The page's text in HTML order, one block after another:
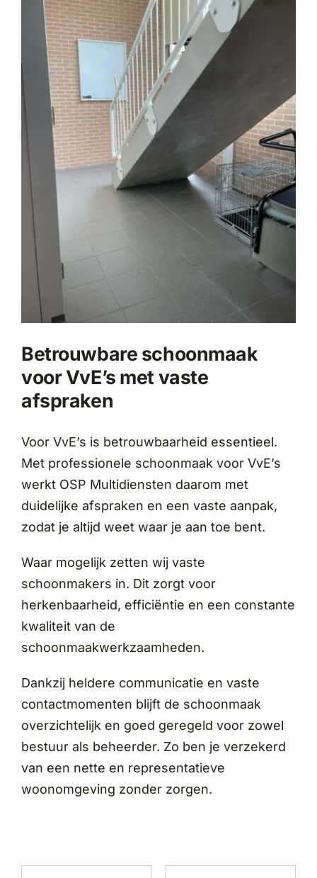
Betrouwbare schoonmaak
voor VvE’s met vaste
afspraken
Voor VvE’s is betrouwbaarheid essentieel.
Met professionele schoonmaak voor VvE’s
werkt OSP Multidiensten daarom met
duidelijke afspraken en een vaste aanpak,
zodat je altijd weet waar je aan toe bent.
Waar mogelijk zetten wij vaste
schoonmakers in. Dit zorgt voor
herkenbaarheid, efficiëntie en een constante
kwaliteit van de
schoonmaakwerkzaamheden.
Dankzij heldere communicatie en vaste
contactmomenten blijft de schoonmaak
overzichtelijk en goed geregeld voor zowel
bestuur als beheerder. Zo ben je verzekerd
van een nette en representatieve
woonomgeving zonder zorgen.